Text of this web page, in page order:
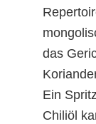
das
Ein
Chiliöl